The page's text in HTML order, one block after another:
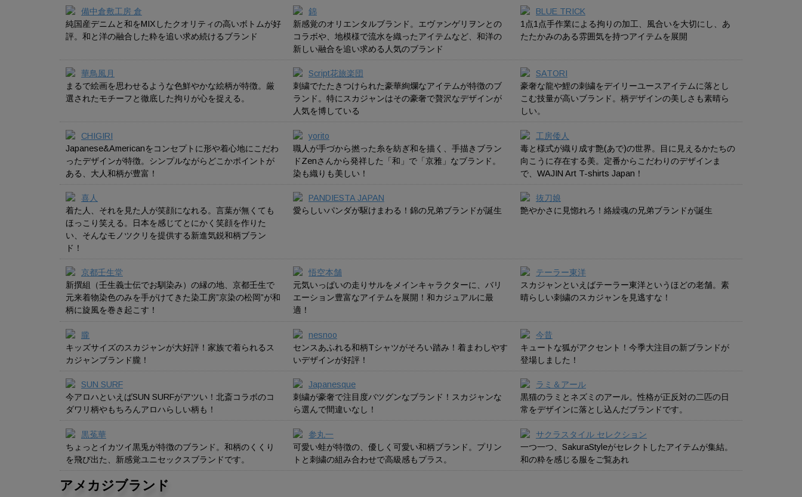
備中倉敷工房 倉
純国産デニムと和をMIXしたクオリティの高いボトムが好
評。和と洋の融合した粋を追い求め続けるブランド
錦
新感覚のオリエンタルブランド。エヴァンゲリヲンとの
コラボや、地模様で流水を織ったアイテムなど、和洋の
新しい融合を追い求める人気のブランド
BLUE TRICK
1点1点手作業による拘りの加工、風合いを大切にし、あ
たたかみのある雰囲気を持つアイテムを展開
華鳥風月
まるで絵画を思わせるような色鮮やかな絵柄が特徴。厳
選されたモチーフと徹底した拘りが心を捉える。
Script花旅楽団
刺繍でたたきつけられた豪華絢爛なアイテムが特徴のブ
ランド。特にスカジャンはその豪奢で贅沢なデザインが
人気を博している
SATORI
豪奢な龍や鯉の刺繍をデイリーユースアイテムに落とし
こむ技量が高いブランド。柄デザインの美しさも素晴ら
しい。
CHIGIRI
Japanese&Americanをコンセプトに形や着心地にこだわ
ったデザインが特徴。シンプルながらどこかポイントが
ある、大人和柄が豊富！
yorito
職人が手づから撚った糸を紡ぎ和を描く、手描きブラン
ドZenさんから発祥した「和」で「京雅」なブランド。
染も織りも美しい！
工房倭人
毒と様式が織り成す艶(あで)の世界。目に見えるかたちの
向こうに存在する美。定番からこだわりのデザインま
で、WAJIN Art T-shirts Japan！
喜人
着た人、それを見た人が笑顔になれる。言葉が無くても
ほっこり笑える。日本を感じてとにかく笑顔を作りた
い、そんなモノツクリを提供する新進気鋭和柄ブラン
ド！
PANDIESTA JAPAN
愛らしいパンダが駆けまわる！錦の兄弟ブランドが誕生
抜刀娘
艶やかさに見惚れろ！絡繰魂の兄弟ブランドが誕生
京都壬生堂
新撰組（壬生義士伝でお馴染み）の縁の地、京都壬生で
元来着物染色のみを手がけてきた染工房”京染の松岡”が和
柄に旋風を巻き起こす！
悟空本舗
元気いっぱいの走りサルをメインキャラクターに、バリ
エーション豊富なアイテムを展開！和カジュアルに最
適！
テーラー東洋
スカジャンといえばテーラー東洋というほどの老舗。素
晴らしい刺繍のスカジャンを見逃すな！
朧
キッズサイズのスカジャンが大好評！家族で着られるス
カジャンブランド朧！
nesnoo
センスあふれる和柄Tシャツがそろい踏み！着まわしやす
いデザインが好評！
今昔
キュートな狐がアクセント！今季大注目の新ブランドが
登場しました！
SUN SURF
今アロハといえばSUN SURFがアツい！北斎コラボのコ
ダワリ柄やもちろんアロハらしい柄も！
Japanesque
刺繍が豪奢で注目度バツグンなブランド！スカジャンな
ら選んで間違いなし！
ラミ＆アール
黒猫のラミとネズミのアール。性格が正反対の二匹の日
常をデザインに落とし込んだブランドです。
黒菟華
ちょっとイカツイ黒兎が特徴のブランド。和柄のくくり
を飛び出た、新感覚ユニセックスブランドです。
参丸一
可愛い蛙が特徴の、優しく可愛い和柄ブランド。プリン
トと刺繍の組み合わせで高級感もプラス。
サクラスタイル セレクション
一つ一つ、SakuraStyleがセレクトしたアイテムが集結。
和の粋を感じる服をご覧あれ
アメカジブランド